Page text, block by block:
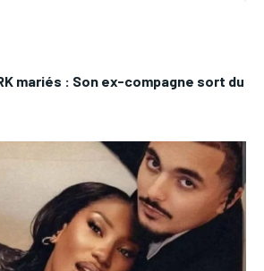
mariés : Son ex-compagne sort du